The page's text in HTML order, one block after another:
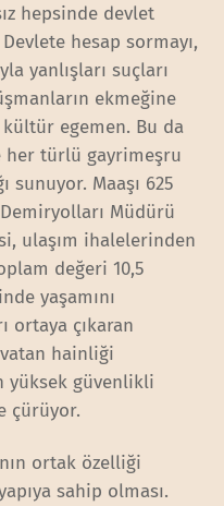
hepsinde devlet
hesap sormayı,
yanlışları suçları
ekmeğine
egemen. Bu da
her türlü gayrimeşru
sunuyor. Maaşı 625
Müdürü
ulaşım ihalelerinden
değeri 10,5
yaşamını
ortaya çıkaran
hainliği
yüksek güvenlikli
çürüyor.
ortak özelliği
sahip olması.